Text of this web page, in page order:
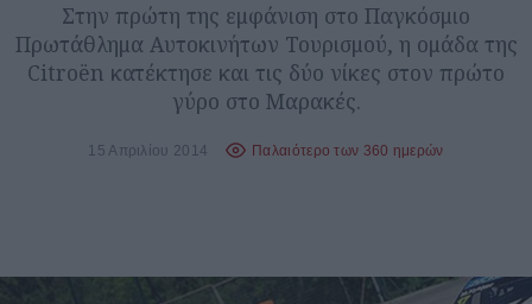
Στην πρώτη της εμφάνιση στο Παγκόσμιο
Πρωτάθλημα Αυτοκινήτων Τουρισμού, η ομάδα της
Citroën κατέκτησε και τις δύο νίκες στον πρώτο
γύρο στο Μαρακές.
15 Απριλίου 2014 Παλαιότερο των 360 ημερών